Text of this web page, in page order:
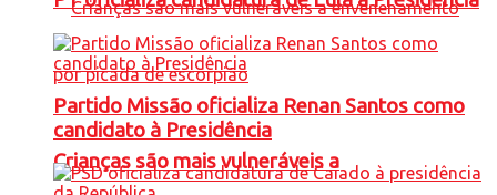
Crianças são mais vulneráveis a
Partido Missão oficializa Renan Santos como
candidato à Presidência